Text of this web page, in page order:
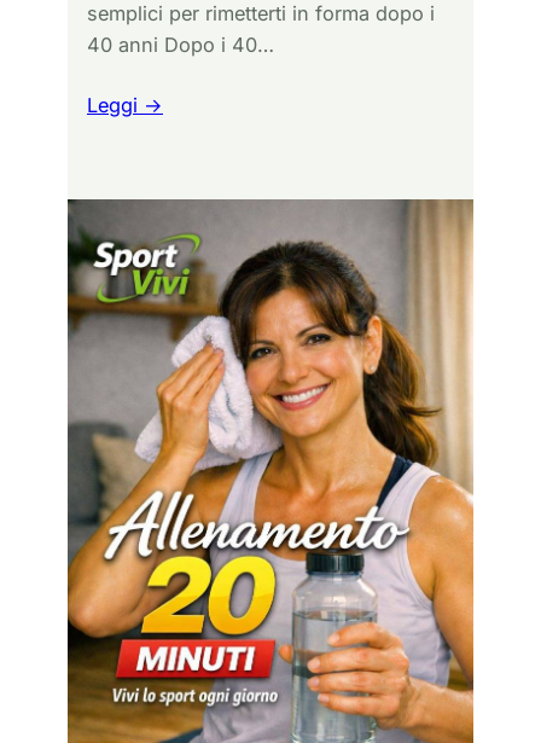
semplici per rimetterti in forma dopo i
40 anni Dopo i 40…
Leggi →